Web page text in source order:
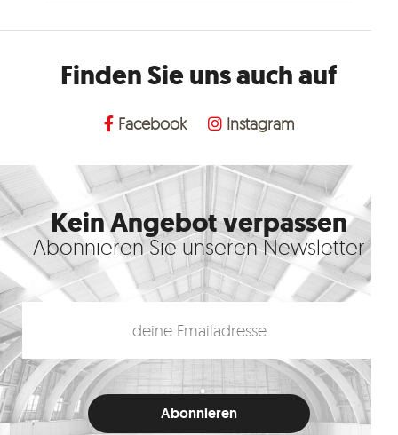
Finden Sie uns auch auf
Facebook Instagram
Kein Angebot verpassen
Abonnieren Sie unseren Newsletter